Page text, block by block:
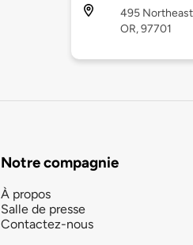
495
OR, 97701
Notre compagnie
À propos
Salle de presse
Contactez-nous